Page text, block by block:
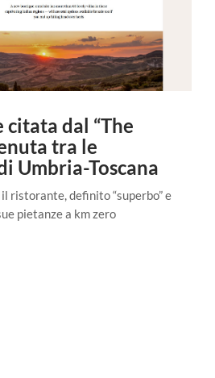
citata dal “The
tra le
Umbria-Toscana
ristorante, definito “superbo” e
pietanze a km zero